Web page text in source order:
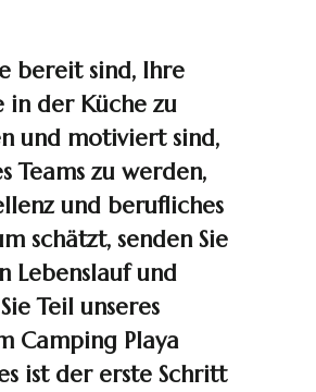
bereit sind, Ihre
in der Küche zu
und motiviert sind,
Teams zu werden,
und berufliches
schätzt, senden Sie
Lebenslauf und
Teil unseres
Camping Playa
ist der erste Schritt